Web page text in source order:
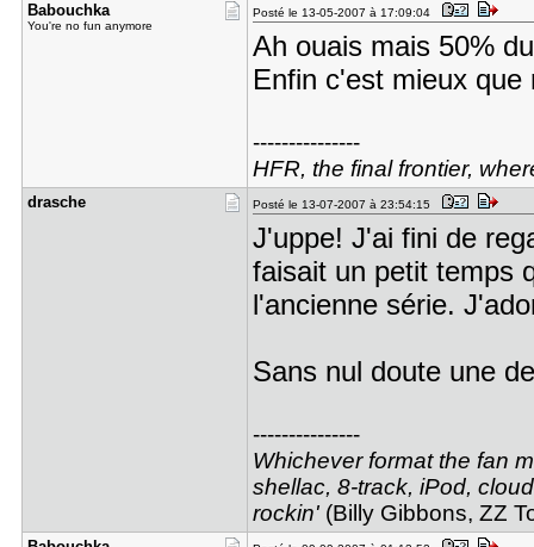
Babouchka
You're no fun anymore
Posté le 13-05-2007 à 17:09:04
Ah ouais mais 50%
Enfin c'est mieux
---------------
HFR, the final frontier,
drasche Posté le 13-07-2007 à 23:54:15
J'uppe! J'ai fini de
faisait un petit temps
l'ancienne série.
Sans nul doute une
---------------
Whichever format the fan
shellac, 8-track, iPod,
rockin'(Billy Gibbons, ZZ